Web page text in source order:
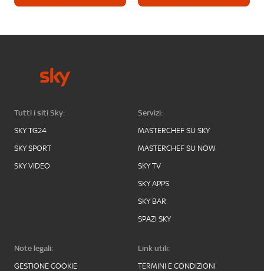
Tutti i siti Sky:
SKY TG24
SKY SPORT
SKY VIDEO
Servizi:
MASTERCHEF SU SKY
MASTERCHEF SU NOW
SKY TV
SKY APPS
SKY BAR
SPAZI SKY
Note legali:
GESTIONE COOKIE
Link utili:
TERMINI E CONDIZIONI